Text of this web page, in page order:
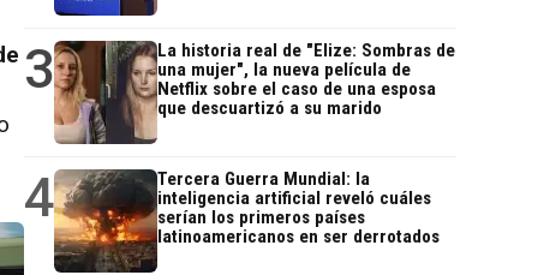
3
La historia real de "Elize: Sombras de
una mujer", la nueva película de
Netflix sobre el caso de una esposa
que descuartizó a su marido
4
Tercera Guerra Mundial: la
inteligencia artificial reveló cuáles
serían los primeros países
latinoamericanos en ser derrotados